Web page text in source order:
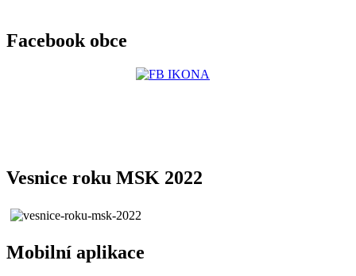
Facebook obce
Vesnice roku MSK 2022
Mobilní aplikace